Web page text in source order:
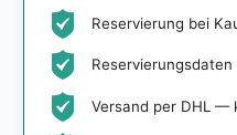
Reservierung bei
Reservierungsdaten
Versand per DHL —